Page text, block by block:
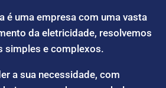
é uma empresa com uma vasta
da eletricidade, resolvemos
simples e complexos.
a sua necessidade, com